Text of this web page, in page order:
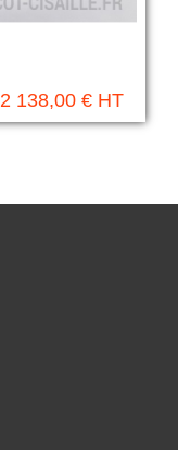
2 138,00 € HT